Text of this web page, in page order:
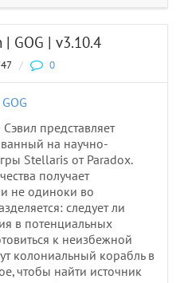
GOG | v3.10.4
/ 0
представляет
на научно-
Stellaris от Paradox.
получает
не одиноки во
следует ли
в потенциальных
к неизбежной
колониальный корабль в
чтобы найти источник